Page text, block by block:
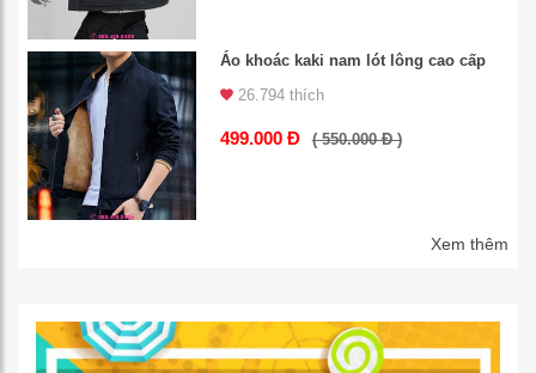
Áo khoác kaki nam lót lông cao cấp
26.794 thích
499.000 Đ ( 550.000 Đ )
Xem thêm